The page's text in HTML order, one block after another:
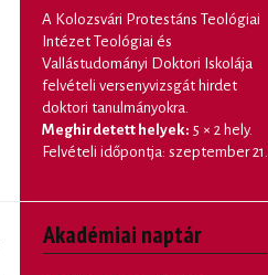
A Kolozsvári Protestáns Teológiai
Intézet Teológiai és
Vallástudományi Doktori Iskolája
felvételi versenyvizsgát hirdet
doktori tanulmányokra.
Meghirdetett helyek: 5 × 2 hely.
Felvételi időpontja: szeptember 21.
Akadémiai naptár